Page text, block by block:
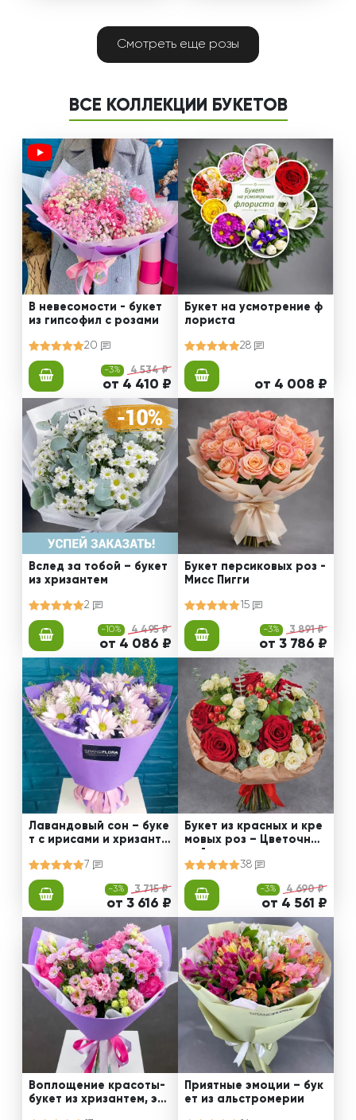
Смотреть еще розы
ВСЕ КОЛЛЕКЦИИ БУКЕТОВ
В невесомости - букет
из гипсофил с розами
20
-3% 4 534 ₽
от 4 410 ₽
Букет на усмотрение ф
лориста
28
от 4 008 ₽
Вслед за тобой – букет
из хризантем
2
-10% 4 495 ₽
от 4 086 ₽
Букет персиковых роз -
Мисс Пигги
15
-3% 3 891 ₽
от 3 786 ₽
Лавандовый сон – буке
т с ирисами и хризанте
7
-3% 3 715 ₽
от 3 616 ₽
Букет из красных и кре
мовых роз – Цветочный
38
-3% 4 690 ₽
от 4 561 ₽
Воплощение красоты-
букет из хризантем, эус
Приятные эмоции – бук
ет из альстромерии